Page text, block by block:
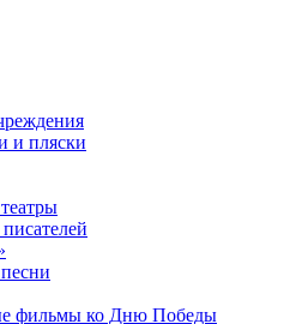
и пляски
фильмы ко Дню Победы